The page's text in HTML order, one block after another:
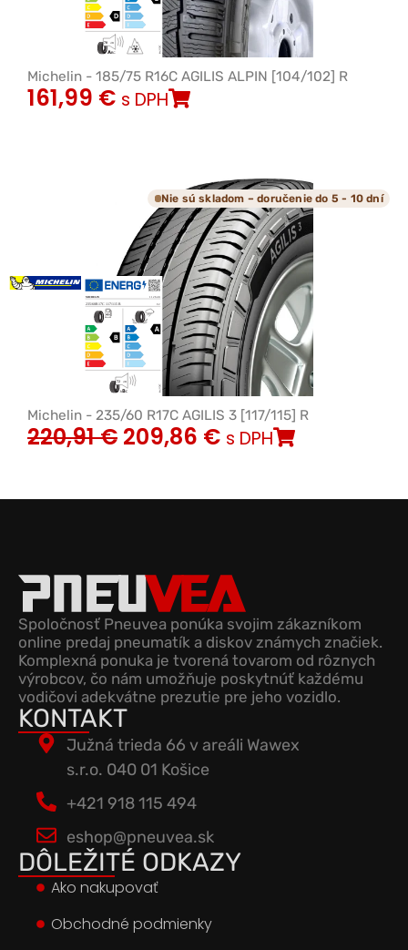
Michelin - 185/75 R16C AGILIS ALPIN [104/102] R
161,99 € s DPH
Nie sú skladom – doručenie do 5 - 10 dní
Michelin - 235/60 R17C AGILIS 3 [117/115] R
220,91€ 209,86 € s DPH
Spoločnosť Pneuvea ponúka svojim zákazníkom
online predaj pneumatík a diskov známych značiek.
Komplexná ponuka je tvorená tovarom od rôznych
výrobcov, čo nám umožňuje poskytnúť každému
vodičovi adekvátne prezutie pre jeho vozidlo.
KONTAKT
Južná trieda 66 v areáli Wawex
s.r.o. 040 01 Košice
+421 918 115 494
eshop@pneuvea.sk
DÔLEŽITÉ ODKAZY
Ako nakupovať
Obchodné podmienky